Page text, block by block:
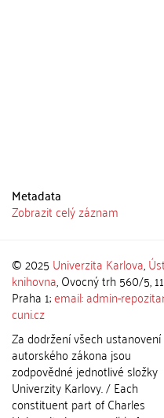
Metadata
Zobrazit celý záznam
© 2025 Univerzita Karlova,
knihovna, Ovocný trh 560/5,
Praha 1;email: admin-
cuni.cz
Za dodržení všech ustanovení
autorského zákona jsou
zodpovědné jednotlivé složky
Univerzity Karlovy. / Each
constituent part of Charles